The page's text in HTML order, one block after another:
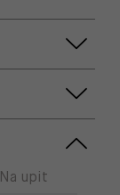
Na upit